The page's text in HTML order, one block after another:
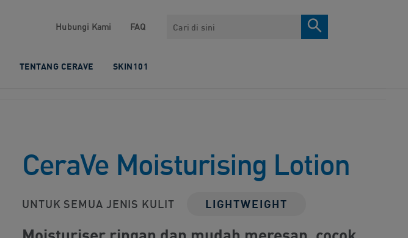
Hubungi Kami​ FAQ Search
TENTANG CERAVE SKIN101
CeraVe Moisturising Lotion​
UNTUK SEMUA JENIS KULIT​ LIGHTWEIGHT